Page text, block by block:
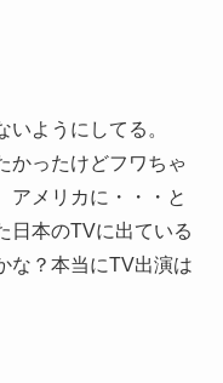
ようにしてる。
かったけどフワちゃ
アメリカに・・・と
日本のTVに出ている
な？本当にTV出演は